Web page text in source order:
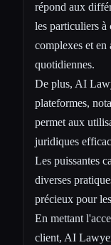
répond aux
les particuliers à
complexes et en
quotidiennes.
De plus, AI
plateformes,
permet aux
juridiques
Les puissantes
diverses
précieux pour
En mettant
client, AI